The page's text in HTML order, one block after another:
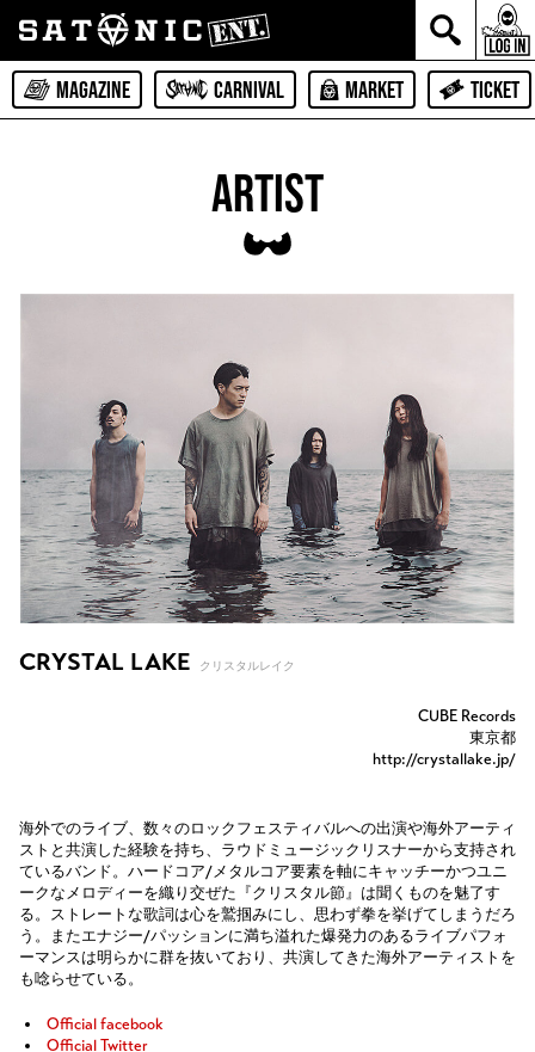
MAGAZINE CARNIVAL MARKET TICKET
ARTIST
CRYSTAL LAKE クリスタルレイク
CUBE Records
東京都
http://crystallake.jp/
海外でのライブ、数々のロックフェスティバルへの出演や海外アーティ
ストと共演した経験を持ち、ラウドミュージックリスナーから支持され
ているバンド。ハードコア/メタルコア要素を軸にキャッチーかつユニ
ークなメロディーを織り交ぜた『クリスタル節』は聞くものを魅了す
る。ストレートな歌詞は心を鷲掴みにし、思わず拳を挙げてしまうだろ
う。またエナジー/パッションに満ち溢れた爆発力のあるライブパフォ
ーマンスは明らかに群を抜いており、共演してきた海外アーティストを
も唸らせている。
Official facebook
Official Twitter